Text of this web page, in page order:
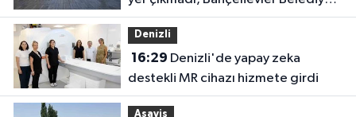
yer tahsis etti
Denizli
16:29
destekli MR cihazı hizmete girdi
Asayiş